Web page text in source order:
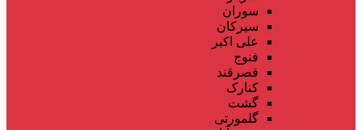
سوران
سیرکان
علی اکبر
فنوج
قصرقند
کنارک
گشت
گلمورتی